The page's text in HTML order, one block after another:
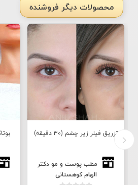
محصولات دیگر فروشنده
تزريق فيلر زير چشم (٣٠ دقيقه)
مطب پوست و مو دكتر
الهام كوهستانى